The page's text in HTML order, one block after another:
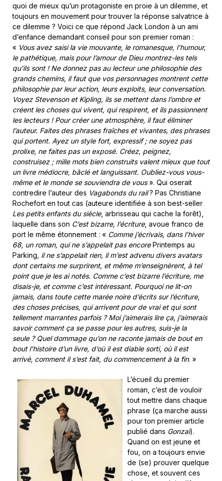
quoi de mieux qu’un protagoniste en proie à un dilemme, et
toujours en mouvement pour trouver la réponse salvatrice à
ce dilemme ? Voici ce que répond Jack London à un ami
d’enfance demandant conseil pour son premier roman :
« Vous avez saisi la vie mouvante, le romanesque, l’humour,
le pathétique, mais pour l’amour de Dieu montrez-les tels
qu’ils sont ! Ne donnez pas au lecteur une philosophie des
grands chemins, il faut que vos personnages montrent cette
philosophie par leur action, leurs exploits, leur conversation.
Voyez Stevenson et Kipling, ils se mettent dans l’ombre et
créent les choses qui vivent, qui respirent, et ils passionnent
les lecteurs ! Pour créer une atmosphère, il faut éliminer
l’auteur. Faites des phrases fraîches et vivantes, des phrases
qui portent. Ayez un style fort, expressif ; ne soyez pas
prolixe, ne faites pas un exposé. Créez, peignez,
construisez ; mille mots bien construits valent mieux que tout
un livre médiocre, bâclé et languissant. Oubliez-vous vous-
même et le monde se souviendra de vous». Qui oserait
contredire l’auteur des Vagabonds du rail? Pas Christiane
Rochefort en tout cas (auteure identifiée à son best-seller
Les petits enfants du siècle, arbrisseau qui cache la forêt),
laquelle dans son C’est bizarre, l’écriture, avoue franco de
port le même étonnement : « Comme j’écrivais, dans l’hiver
68, un roman, qui ne s’appelait pas encorePrintemps au
Parking, il ne s’appelait rien, il m’est advenu divers avatars
dont certains me surprirent, et même m’enseignèrent, à tel
point que je les ai notés. Comme c’est bizarre l’écriture, me
disais-je, et comme c’est intéressant. Pourquoi ne lit-on
jamais, dans toute cette marée noire d’écrits sur l’écriture,
des choses précises, qui arrivent pour de vrai et qui sont
tellement marrantes parfois ? Moi j’aimerais lire ça, j’aimerais
savoir comment ça se passe pour les autres, suis-je la
seule ? Quel dommage qu’on ne raconte jamais de bout en
bout l’histoire d’un livre, d’où il est diable sorti, où il est
arrivé, comment il s’est fait, du commencement à la fin. »
L’écueil du premier
roman, c’est de vouloir
tout mettre dans chaque
phrase (ça marche aussi
pour ton premier article
publié dans Gonzaï).
Quand on est jeune et
fou, on a toujours envie
de (se) prouver quelque
chose, et souvent ces